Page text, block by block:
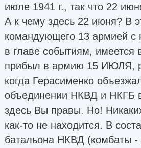
июле 1941 г., так что 22
А к чему здесь 22 июня? В
командующего 13 армией
в главе событиям,
прибыл в армию 15 ИЮЛЯ,
когда Герасименко
объединении НКВД и НКГБ
здесь Вы правы. Но!
как-то не находится. В
батальона НКВД (комбаты -